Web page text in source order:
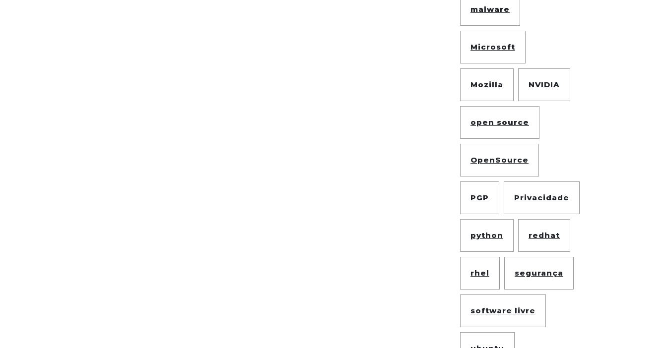
malware
Microsoft
Mozilla NVIDIA
open source
OpenSource
PGP Privacidade
python redhat
rhel segurança
software livre